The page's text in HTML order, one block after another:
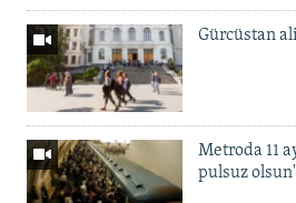
Gürcüstan
Metroda 11
pulsuz olsun'